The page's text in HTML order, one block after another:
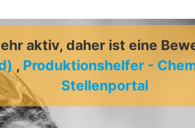
aktiv, daher ist eine
, Produktionshelfer -
Stellenportal